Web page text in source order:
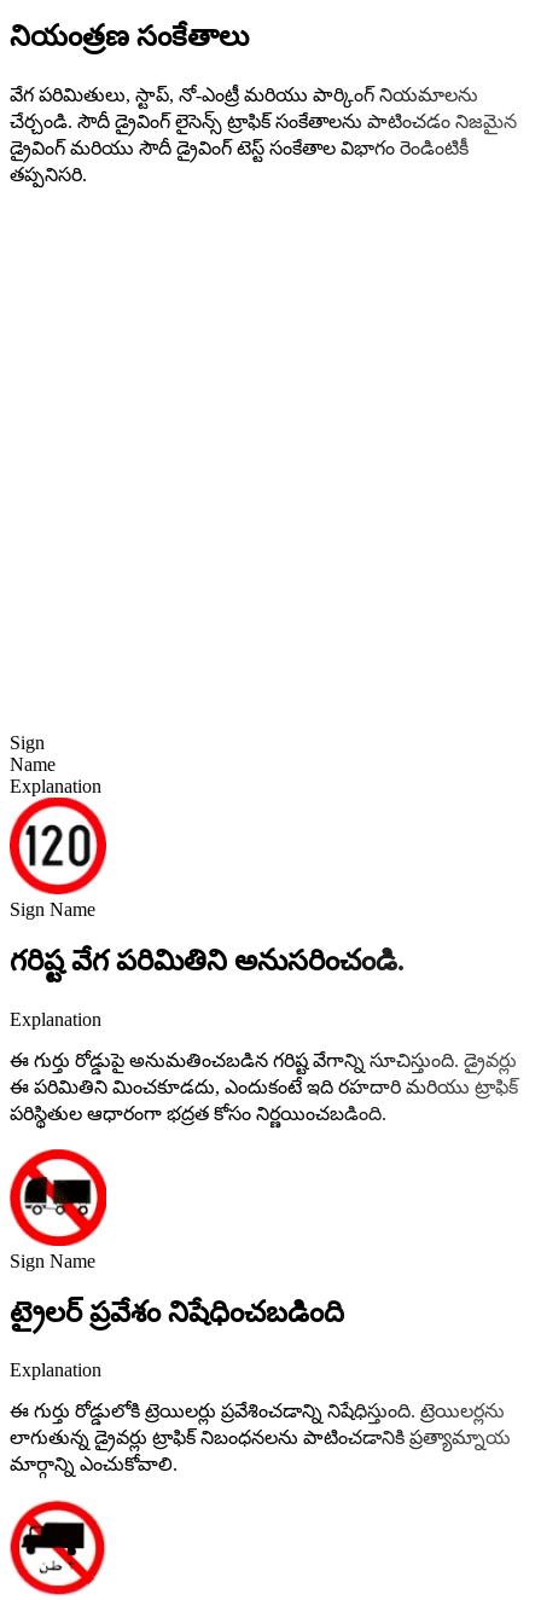
నియంత్రణ సంకేతాలు
వేగ పరిమితులు, స్టాప్, నో-ఎంట్రీ మరియు పార్కింగ్ నియమాలను
చేర్చండి. సౌదీ డ్రైవింగ్ లైసెన్స్ ట్రాఫిక్ సంకేతాలను పాటించడం నిజమైన
డ్రైవింగ్ మరియు సౌదీ డ్రైవింగ్ టెస్ట్ సంకేతాల విభాగం రెండింటికీ
తప్పనిసరి.
Sign
Name
Explanation
Sign Name
గరిష్ట వేగ పరిమితిని అనుసరించండి.
Explanation
ఈ గుర్తు రోడ్డుపై అనుమతించబడిన గరిష్ట వేగాన్ని సూచిస్తుంది. డ్రైవర్లు
ఈ పరిమితిని మించకూడదు, ఎందుకంటే ఇది రహదారి మరియు ట్రాఫిక్
పరిస్థితుల ఆధారంగా భద్రత కోసం నిర్ణయించబడింది.
Sign Name
ట్రైలర్ ప్రవేశం నిషేధించబడింది
Explanation
ఈ గుర్తు రోడ్డులోకి ట్రెయిలర్లు ప్రవేశించడాన్ని నిషేధిస్తుంది. ట్రెయిలర్లను
లాగుతున్న డ్రైవర్లు ట్రాఫిక్ నిబంధనలను పాటించడానికి ప్రత్యామ్నాయ
మార్గాన్ని ఎంచుకోవాలి.